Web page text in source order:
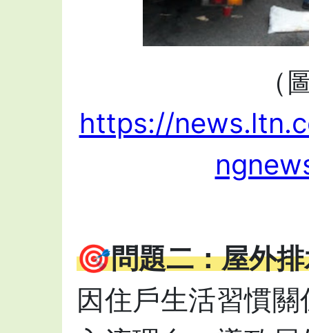
（
https://
🎯問題二：屋外
因住戶生活習慣